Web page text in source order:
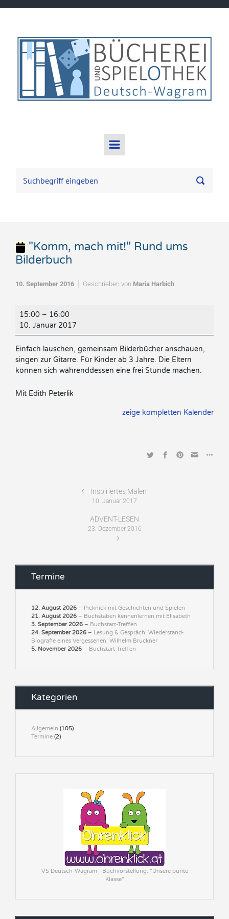
"Komm, mach mit!" Rund ums
Bilderbuch
10. September 2016 Geschrieben von Maria Harbich
"Komm,
mach
ums
Bilderbuch
15:00 – 16:00
10. Januar 2017
Einfach lauschen, gemeinsam Bilderbücher anschauen,
singen zur Gitarre. Für Kinder ab 3 Jahre. Die Eltern
können sich währenddessen eine frei Stunde machen.
Mit Edith Peterlik
zeige kompletten Kalender
Inspiriertes Malen
10. Januar 2017
ADVENT-LESEN
23. Dezember 2016
Termine
12. August 2026 – Picknick mit Geschichten und Spielen
21. August 2026 – Buchstaben kennenlernen mit Elisabeth
3. September 2026 – Buchstart-Treffen
24. September 2026 – Lesung & Gespräch: Wiederstand-
Biografie eines Vergessenen: Wilhelm Bruckner
5. November 2026 – Buchstart-Treffen
Kategorien
Allgemein (105)
Termine (2)
VS Deutsch-Wagram - Buchvorstellung: "Unsere bunte
Klasse"